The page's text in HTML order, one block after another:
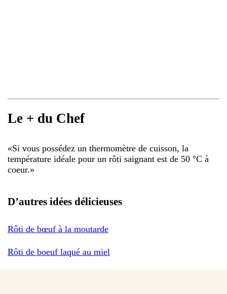
Le + du Chef
«Si vous possédez un thermomètre de cuisson, la
température idéale pour un rôti saignant est de 50 °C à
coeur.»
D’autres idées délicieuses
Rôti de bœuf à la moutarde
Rôti de boeuf laqué au miel